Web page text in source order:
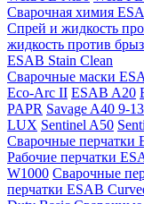
Сварочная химия
Спрей и жидкость
жидкость против
ESAB Stain Clean
Сварочные маски
Eco-Arc II ESAB A20
PAPR Savage A40 9-13
LUX Sentinel A50
Сварочные перчатки
Рабочие перчатки
W1000 Сварочные
перчатки ESAB